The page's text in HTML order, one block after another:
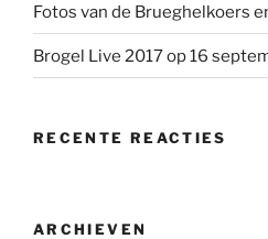
Fotos van de Brueghelkoers
Brogel Live 2017 op 16
RECENTE REACTIES
ARCHIEVEN